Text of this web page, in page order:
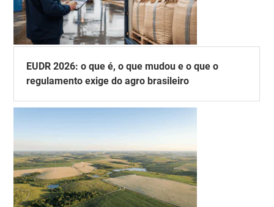
EUDR 2026: o que é, o que mudou e o que o
regulamento exige do agro brasileiro